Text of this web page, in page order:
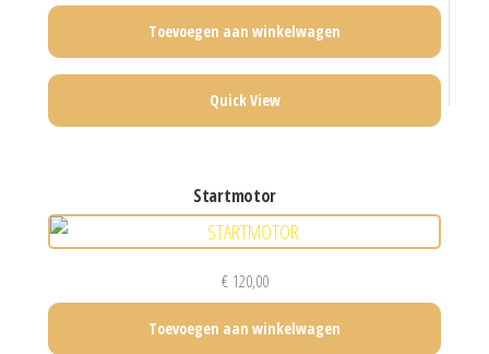
Toevoegen aan winkelwagen
Quick View
startmotor
€120,00
Toevoegen aan winkelwagen